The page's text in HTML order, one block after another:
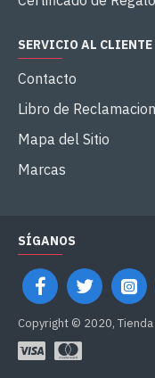
SERVICIO AL CLIENTE
Contacto
Libro de
Mapa del Sitio
Marcas
SÍGANOS
Copyright © 2020,